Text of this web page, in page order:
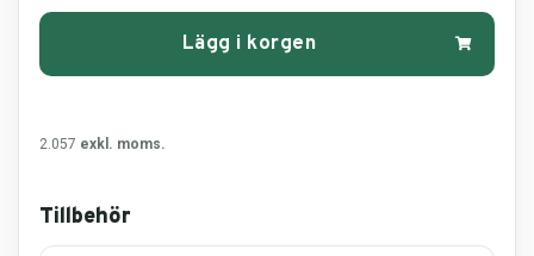
Lägg i korgen
2.057 exkl. moms.
Tillbehör